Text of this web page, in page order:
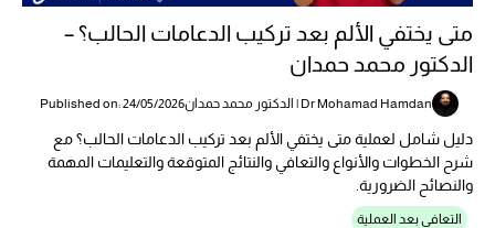
متى يختفي الألم بعد تركيب الدعامات الحالب؟ –
الدكتور محمد حمدان
Dr Mohamad Hamdan | الدكتور محمد حمدان Published on: 24/05/2026
دليل شامل لعملية متى يختفي الألم بعد تركيب الدعامات الحالب؟ مع
شرح الخطوات والأنواع والتعافي والنتائج المتوقعة والتعليمات المهمة
والنصائح الضرورية.
التعافي بعد العملية